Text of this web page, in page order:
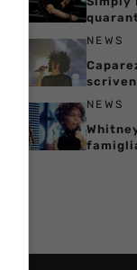
NEWS
NEWS